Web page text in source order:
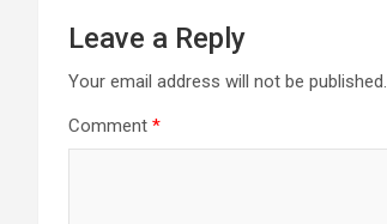
Leave a Reply
Your email address will not be published.
Comment *